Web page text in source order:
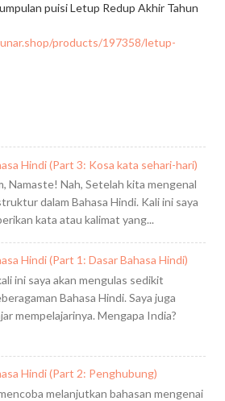
puisi Letup Redup Akhir Tahun
products/197358/letup-
Hindi (Part 3: Kosa kata sehari-hari)
Namaste! Nah, Setelah kita mengenal
dalam Bahasa Hindi. Kali ini saya
kata atau kalimat yang...
Hindi (Part 1: Dasar Bahasa Hindi)
ini saya akan mengulas sedikit
Bahasa Hindi. Saya juga
mempelajarinya. Mengapa India?
Hindi (Part 2: Penghubung)
melanjutkan bahasan mengenai